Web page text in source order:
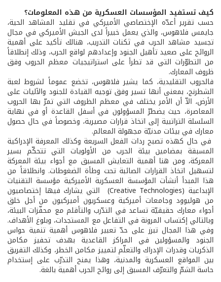
كيف تستفيد المؤسسات العسكرية من هذه المعلومات؟
حسب تقرير أعدّه الإختصاصي الأميركي في تقليد المشاهد الحية،
جايمس فلاهوس، والذي يعمل خبيراً لدى الجيش الأميركي في مجال
تجسيد مشاهد الحرب في ثكنات التدريب، هنالك تأكيد على أهمية
الروائح على صعيد تأهيل الجنود وإعدادهم لواقع الحرب، وذلك إنطلاقاً
من التطوّرات التي قد تطرأ على استراتيجيات معظم الحروب وفق
ظروف المعارك.
فالحروب التقليدية، كما يشير فلاهوس، تخضع عموماً لشروط لعبة
الشطرنج، بمعنى أنها تسير وفق توجيه القيادة للجنود والآليات على
الأرض، الاّ أن الأمر يختلف في معظم الظروف التي تمرّ بها الحروب
المعاصرة، حيث يضطرّ المسؤولون في أسفل القاعدة أو في نهاية
السلسلة التراتبية إلى اتخاذ قرارات مصيرية، وخصوصاً في حال حصول
معارك في بيئات مدنيّة مجهولة المعالم.
في حال كهذه تصبح ردات الفعل السريعة وكذلك المعرفة الإدراكية
المسبقة بمضامين بيئة الحرب من الأولويات التي تتحكّم بسير
المعركة، ومن هنا أهمية التعايش المسبق مع أجواء بيئة المعركة
لتسهيل اتخاذ القرارات الصائبة تحت وطأة الضغوطات. وانطلاقاً من
هذا المبدأ أنشأت المؤسسة العسكرية الأميركية مؤسسة التقنيات
الإبداعية (Creative Technologies) التي يشارك فيها إختصاصيون
من هوليوود وجامعات أميركية وعسكريون أميركيون من أجل خلق
أجواء معارك حقيقيّة تساعد في التدّرب والتأقلم مع محفّزات البيئة،
وبالتالي إكتساب المرونة في التفاعل مع المستجدات، وبلوغ الأهداف.
وفي هذا المجال تبرز على حدّ تعبير فلاهوس أهمية تنمية حواس
الجنود والمسؤولين في المراكز القاعدية بهدف تحفيز مكامن
الذكريات وقدرات الإدراك والتعلّم لتمييز مكامن الخطر، وكذلك التفريق
بين المواقع العسكرية والمدنية، وهذا يمنح التدرّب على إستخدام
حاسة الشمّ والتعرّف المسبق إلى روائح الحرب أهمية بالغة.